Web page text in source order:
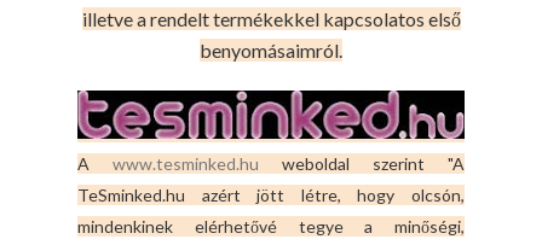
illetve a rendelt termékekkel kapcsolatos első
benyomásaimról.
A www.tesminked.hu weboldal szerint "A
TeSminked.hu azért jött létre, hogy olcsón,
mindenkinek elérhetővé tegye a minőségi,